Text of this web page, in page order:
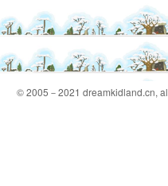
© 2005－2021 dreamkidland.cn,